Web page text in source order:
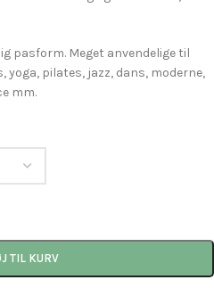
pasform. Meget anvendelige til
pilates, jazz, dans, moderne,
mm.
TIL KURV